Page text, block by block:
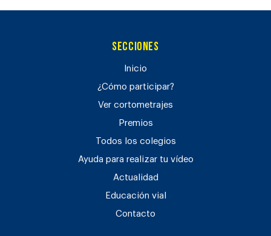
Secciones
Inicio
¿Cómo participar?
Ver cortometrajes
Premios
Todos los colegios
Ayuda para realizar tu vídeo
Actualidad
Educación vial
Contacto